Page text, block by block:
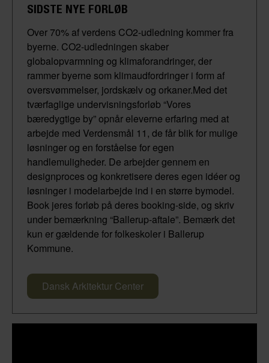
SIDSTE NYE FORLØB
Over 70% af verdens CO2-udledning kommer fra
byerne. CO2-udledningen skaber
globalopvarmning og klimaforandringer, der
rammer byerne som klimaudfordringer i form af
oversvømmelser, jordskælv og orkaner.Med det
tværfaglige undervisningsforløb “Vores
bæredygtige by” opnår eleverne erfaring med at
arbejde med Verdensmål 11, de får blik for mulige
løsninger og en forståelse for egen
handlemuligheder. De arbejder gennem en
designproces og konkretisere deres egen idéer og
løsninger i modelarbejde ind i en større bymodel.
Book jeres forløb på deres booking-side, og skriv
under bemærkning “Ballerup-aftale”. Bemærk det
kun er gældende for folkeskoler i Ballerup
Kommune.
Dansk Arkitektur Center